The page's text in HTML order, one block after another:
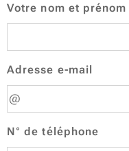
Votre nom et prénom
Adresse e-mail
N° de téléphone